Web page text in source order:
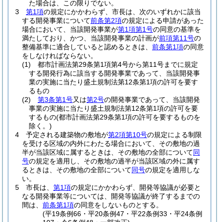
た場合は、この限りでない。
3
第1項の規定にかかわらず、市長は、次のいずれかに該当
する開発事業について前条第2項の規定による申請があった
場合において、当該開発事業が第1項第1号の同意の基準を
満たしており、かつ、当該開発事業の計画が前項第11号の
整備基準に適合していると認めるときは、 前条第1項の同意
をしなければならない。
(1)
都市計画法第29条第1項第4号から第11号までに規定
する開発行為に該当する開発事業であって、当該開発事
業の実施に当たり盛土規制法第12条第1項の許可を要す
るもの
(2)
第3条第1号又は第2号の開発事業であって、当該開発
事業の実施に当たり盛土規制法第12条第1項の許可を要
するもの(都市計画法第29条第1項の許可を要するものを
除く。)
4
予定される建築物の敷地が第2項第10号の規定による制限
を受ける区域の内外にわたる場合において、その敷地の過
半が当該区域に属するときは、その敷地の全部について同
号の規定を適用し、その敷地の過半が当該区域の外に属す
るときは、その敷地の全部について同号の規定を適用しな
い。
5
市長は、 第1項の規定にかかわらず、開発等協議が必要と
なる開発事業等については、開発等協議が終了するまでの
間は、 前条第1項の同意をしないものとする。
(平19条例66・平20条例47・平22条例33・平24条例